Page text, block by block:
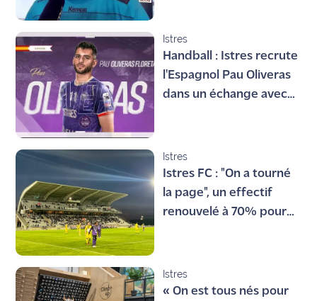
Istres
Handball : Istres recrute
l'Espagnol Pau Oliveras
dans un échange avec
Istres
Istres FC : "On a tourné
la page", un effectif
renouvelé à 70% pour
Istres
« On est tous nés pour